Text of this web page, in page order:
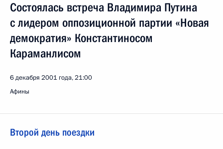
Состоялась встреча Владимира Путина
с лидером оппозиционной партии «Новая
демократия» Константиносом
Караманлисом
6 декабря 2001 года, 21:00
Афины
Второй день поездки